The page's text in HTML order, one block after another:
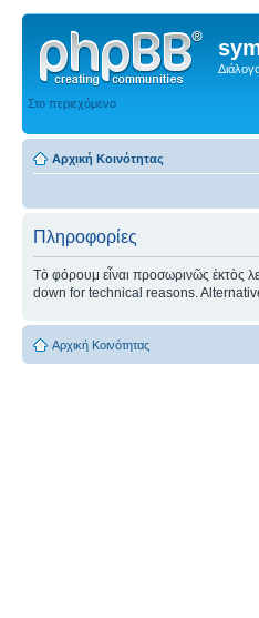
Στο περιεχόμενο
Αρχική Κοινότητας
Πληροφορίες
Τὸ φόρουμ εἶναι προσωρινῶς ἐκτὸς
down for technical reasons.
Αρχική Κοινότητας